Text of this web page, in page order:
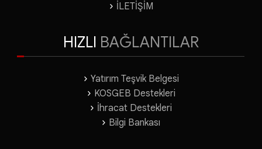
İLETİŞİM
HIZLI BAĞLANTILAR
Yatırım Teşvik Belgesi
KOSGEB Destekleri
İhracat Destekleri
Bilgi Bankası